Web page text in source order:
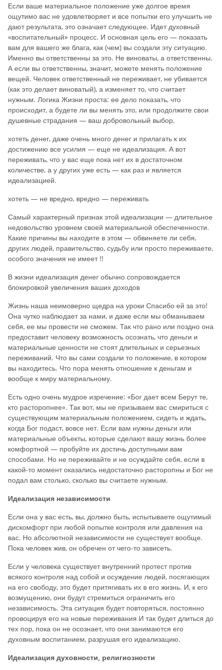
Если ваше материальное положение уже долгое время
ощутимо вас не удовлетворяет и все попытки его улучшить не
дают результата, это означает следующее. Идет духовный
«воспитательный» процесс. И основная цель его — показать
вам для вашего же блага, как (чем) вы создали эту ситуацию.
Именно вы ответственны за это. Не виноваты, а ответственны.
А если вы ответственны, значит, можете менять положение
вещей. Человек ответственный не переживает, не убивается
(как это делает виноватый), а изменяет то, что считает
нужным. Логика Жизни проста: ее дело показать, что
происходит, а будете ли вы менять это, или продолжите свои
душевные страдания — ваш добровольный выбор.
хотеть денег, даже очень много денег и прилагать к их
достижению все усилия — еще не идеализация. А вот
переживать, что у вас еще пока нет их в достаточном
количестве, а у других уже есть — как раз и является
идеализацией.
хотеть — не вредно, вредно — переживать
Самый характерный признак этой идеализации — длительное
недовольство уровнем своей материальной обеспеченности.
Какие причины вы находите в этом — обвиняете ли себя,
других людей, правительство, судьбу или просто переживаете,
особого значения не имеет !!
В жизни идеализация денег обычно сопровождается
блокировкой увеличения ваших доходов
Жизнь наша неимоверно щедра на уроки Спасибо ей за это!
Она чутко наблюдает за нами, и даже если мы обманываем
себя, ее мы провести не сможем. Так что рано или поздно она
предоставит человеку возможность осознать, что деньги и
материальные ценности не стоят длительных и серьезных
переживаний. Что вы сами создали то положение, в котором
вы находитесь. Что пора менять отношение к деньгам и
вообще к миру материальному.
Есть одно очень мудрое изречение: «Бог дает всем Берут те,
кто расторопнее». Так вот, мы не призываем вас смириться с
существующим материальным положением, сидеть и ждать,
когда Бог подаст, вовсе нет. Если вам нужны деньги или
материальные объекты, которые сделают вашу жизнь более
комфортной — пробуйте их достичь доступными вам
способами. Но не переживайте и не осуждайте себя, если в
какой-то момент оказались недостаточно расторопны и Бог не
подал вам столько, сколько вы считаете нужным.
Идеализация независимости
Если она у вас есть, вы, должно быть, испытываете ощутимый
дискомфорт при любой попытке контроля или давления на
вас. Но абсолютной независимости не существует вообще.
Пока человек жив, он обречен от чего-то зависеть.
Если у человека существует внутренний протест против
всякого контроля над собой и осуждение людей, посягающих
на его свободу, это будет притягивать их в его жизнь. И, к его
возмущению, они будут стремиться ограничить его
независимость. Эта ситуация будет повторяться, постоянно
провоцируя его на новые переживания И так будет длиться до
тех пор, пока он не осознает, что они занимаются его
духовным воспитанием, разрушая его идеализацию.
Идеализация духовности, религиозности